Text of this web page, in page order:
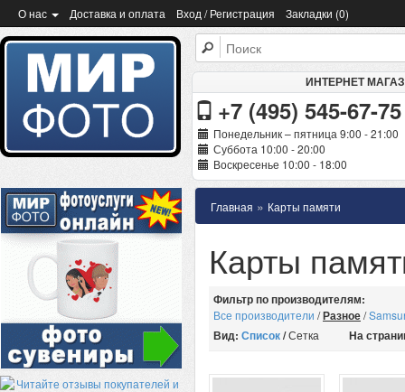
О нас Доставка и оплата Вход / Регистрация Закладки (0)
ИНТЕРНЕТ
+7 (495) 545-67-75
Понедельник – пятница 9:00 - 21:00
Суббота 10:00 - 20:00
Воскресенье 10:00 - 18:00
Главная » Карты памяти
Карты
Фильтр по производителям:
Все производители /Разное/
Вид: Список/Сетка На